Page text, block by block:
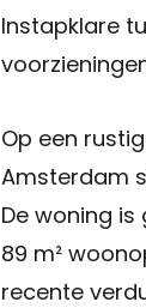
Instapklare
Op een
Amsterdam
De woning is
89 m²
recente